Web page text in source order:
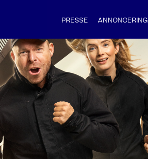
PRESSE ANNONCERING